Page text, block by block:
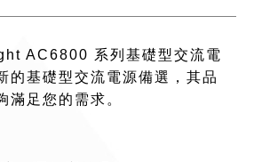
AC6800 系列基礎型交流電
的基礎型交流電源備選，其品
滿足您的需求。